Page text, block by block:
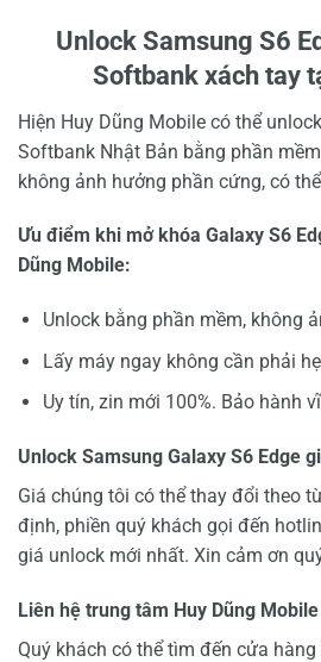
Unlock Samsung S6
Softbank xách tay
Hiện Huy Dũng Mobile có thể
Softbank Nhật Bản bằng phần
không ảnh hưởng phần cứng, có
Ưu điểm khi mở khóa Galaxy S6
Dũng Mobile:
Unlock bằng phần mềm, không
Lấy máy ngay không cần phải
Uy tín, zin mới 100%. Bảo hành
Unlock Samsung Galaxy S6 Edge
Giá chúng tôi có thể thay đổi theo
định, phiền quý khách gọi đến
giá unlock mới nhất. Xin cảm ơn
Liên hệ trung tâm Huy Dũng Mobile
Quý khách có thể tìm đến cửa